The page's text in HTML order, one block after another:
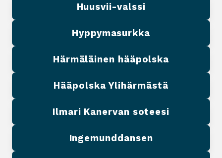
Huusvii-valssi
Hyppymasurkka
Härmäläinen hääpolska
Hääpolska Ylihärmästä
Ilmari Kanervan soteesi
Ingemunddansen